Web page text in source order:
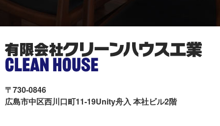
〒730-0846
広島市中区西川口町11-19Unity舟入 本社ビル2階